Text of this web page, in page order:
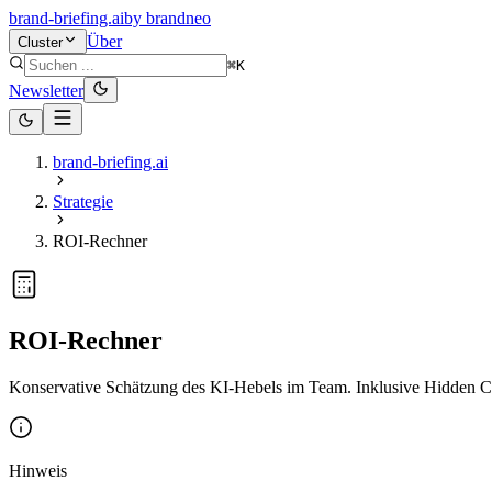
brand-briefing.aiby brandneo
Cluster Über
⌘K
Newsletter
brand-briefing.ai
Strategie
ROI-Rechner
ROI-Rechner
Konservative Schätzung des KI-Hebels im Team. Inklusive Hidden
Hinweis